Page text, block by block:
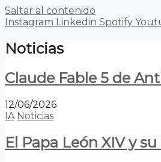
Saltar al contenido
Instagram Linkedin Spotify
Noticias
Claude Fable 5 de
12/06/2026
IA Noticias
El Papa León XIV y